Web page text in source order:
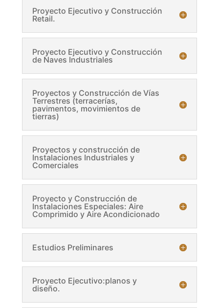
Proyecto Ejecutivo y Construcción
Retail.
Proyecto Ejecutivo y Construcción
de Naves Industriales
Proyectos y Construcción de Vías
Terrestres (terracerías,
pavimentos, movimientos de
tierras)
Proyectos y construcción de
Instalaciones Industriales y
Comerciales
Proyecto y Construcción de
Instalaciones Especiales: Aire
Comprimido y Aire Acondicionado
Estudios Preliminares
Proyecto Ejecutivo:planos y
diseño.